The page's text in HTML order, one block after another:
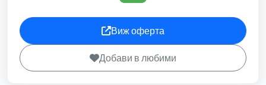
Виж оферта
Добави в любими